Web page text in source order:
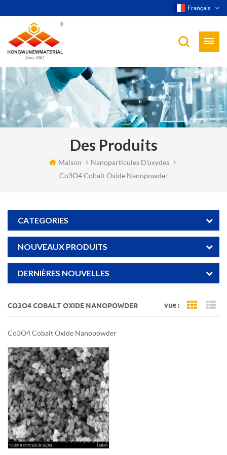
Français
Des Produits
Maison
Nanoparticules D'oxydes
Co3O4 Cobalt Oxide Nanopowder
CATEGORIES
NOUVEAUX PRODUITS
DERNIÈRES NOUVELLES
CO3O4 COBALT OXIDE NANOPOWDER vue : Grid
Co3O4 Cobalt Oxide Nanopowder